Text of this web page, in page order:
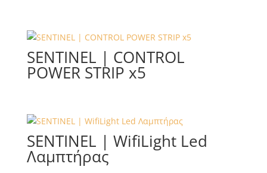
SENTINEL | CONTROL
POWER STRIP x5
SENTINEL | WifiLight Led
Λαμπτήρας